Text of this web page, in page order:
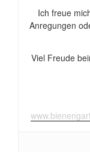
Ich freue
Anregungen
Viel Freude